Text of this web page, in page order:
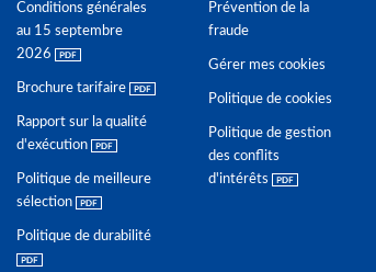
Conditions générales
au 15 septembre
2026
Brochure tarifaire
Rapport sur la qualité
d'exécution
Politique de meilleure
sélection
Politique de durabilité
Prévention de la
fraude
Gérer mes cookies
Politique de cookies
Politique de gestion
des conflits
d'intérêts